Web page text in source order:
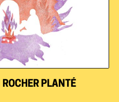
PLANTÉ